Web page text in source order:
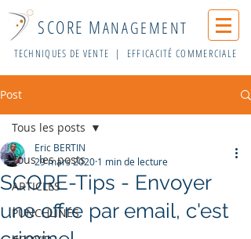
SCORE MANAGEMENT
TECHNIQUES DE VENTE | EFFICACITÉ COMMERCIALE
Post
Tous les posts
ARTICLES
PUNCHLINES
Tous les posts
SCORE-Tips - Envoyer
une offre par email, c'est
Eric BERTIN
29 mars 2020 1 min de lecture